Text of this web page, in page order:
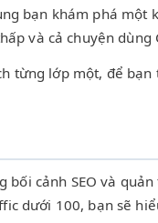
bạn khám phá một
và cả chuyện dùng
từng lớp một, để
cảnh SEO và
dưới 100, bạn sẽ